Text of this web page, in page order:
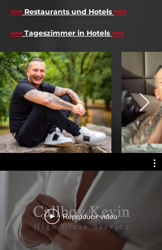
>>> Restaurants und Hotels <<<
>>> Tageszimmer in Hotels <<<
Reproducir video